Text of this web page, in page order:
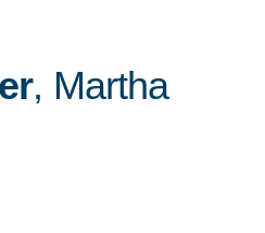
, Martha